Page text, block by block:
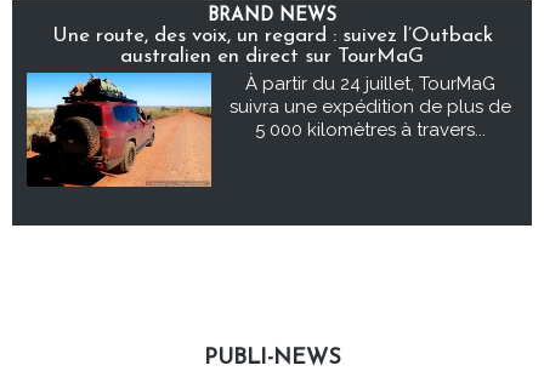
BRAND NEWS
Une route, des voix, un regard : suivez l’Outback
australien en direct sur TourMaG
À partir du 24 juillet, TourMaG
suivra une expédition de plus de
5 000 kilomètres à travers...
PUBLI-NEWS